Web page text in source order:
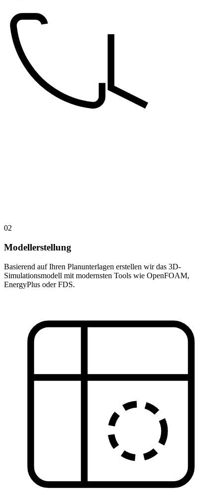
02
Modellerstellung
Basierend auf Ihren Planunterlagen erstellen wir das 3D-
Simulationsmodell mit modernsten Tools wie OpenFOAM,
EnergyPlus oder FDS.